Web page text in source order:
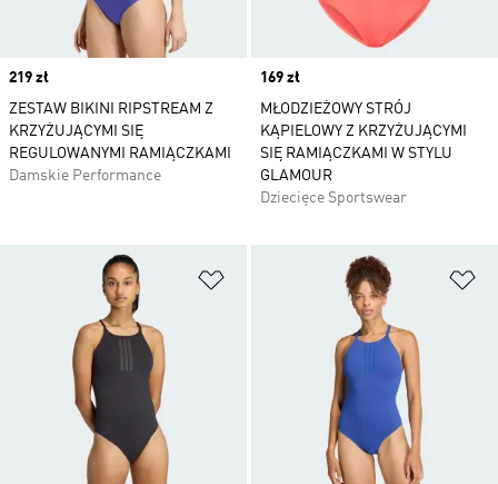
Price
219 zł
ZESTAW BIKINI RIPSTREAM Z
KRZYŻUJĄCYMI SIĘ
REGULOWANYMI RAMIĄCZKAMI
Damskie Performance
Price
169 zł
MŁODZIEŻOWY STRÓJ
KĄPIELOWY Z KRZYŻUJĄCYMI
SIĘ RAMIĄCZKAMI W STYLU
GLAMOUR
Dziecięce Sportswear
Dodaj do listy życzeń